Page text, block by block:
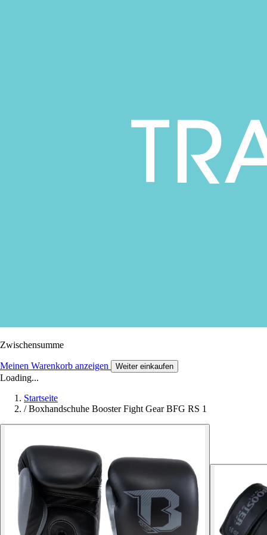
Zwischensumme
Meinen Warenkorb anzeigen Weiter einkaufen
Loading...
Startseite
/ Boxhandschuhe Booster Fight Gear BFG RS 1